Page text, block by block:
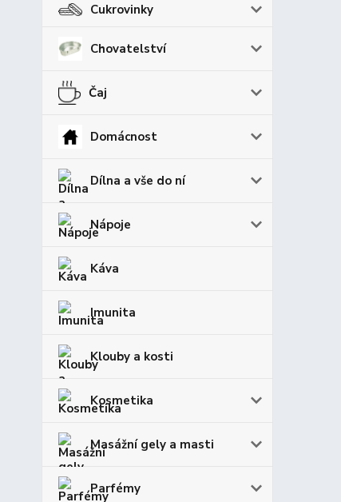
Cukrovinky
Chovatelství
Čaj
Domácnost
Dílna a vše do ní
Nápoje
Káva
Imunita
Klouby a kosti
Kosmetika
Masážní gely a masti
Parfémy